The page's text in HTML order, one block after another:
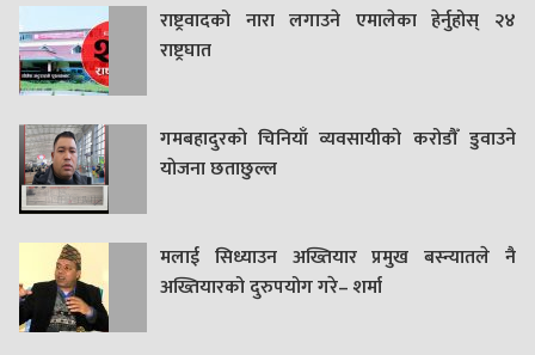
राष्ट्रवादको नारा लगाउने एमालेका हेर्नुहोस् २४
राष्ट्रघात
गमबहादुरकाे चिनियाँ व्यवसायीको करोडौँ डुवाउने
याेजना छताछुल्ल
मलाई सिध्याउन अख्तियार प्रमुख बस्न्यातले नै
अख्तियारको दुरुपयोग गरे– शर्मा